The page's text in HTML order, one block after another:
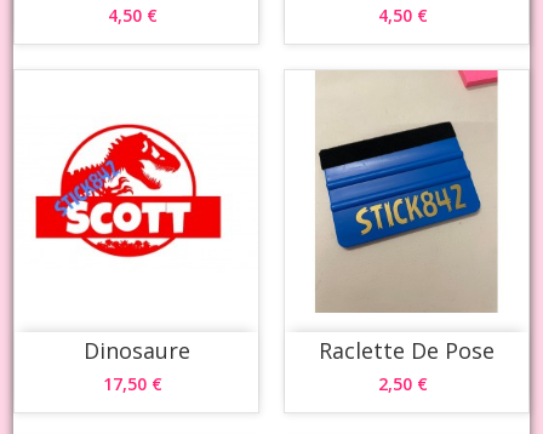
4,50 € 4,50 €
Dinosaure
17,50 €
Raclette De Pose
2,50 €